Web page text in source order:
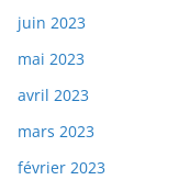
juin 2023
mai 2023
avril 2023
mars 2023
février 2023